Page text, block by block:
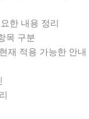
한 내용 정리
목 구분
재 적용 가능한 안내